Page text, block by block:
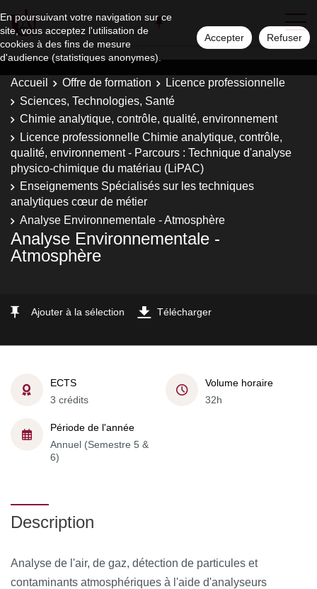
En poursuivant votre navigation sur ce
site, vous acceptez l'utilisation de
cookies à des fins de mesure
d'audience (statistiques anonymes).
Accepter Refuser
Accueil Offre de formation
Licence professionnelle
Sciences, Technologies, Santé
Chimie analytique, contrôle, qualité, environnement
Licence professionnelle Chimie analytique, contrôle,
qualité, environnement - Parcours : Technique d'analyse
physico-chimique du matériau (LiPAC)
Enseignements Spécialisés sur les techniques
analytiques cœur de métier
Analyse Environnementale - Atmosphère
Analyse Environnementale -
Atmosphère
Ajouter à la sélection Télécharger
ECTS
3 crédits
Volume horaire
32h
Période de l'année
Annuel (Semestre 5 &
6)
Description
Analyse de l'air, de gaz, détection de particules et
contaminants atmosphériques à l'aide d'analyseurs